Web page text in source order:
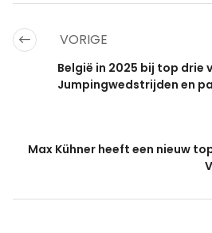
VORIGE
België in 2025 bij top drie
Jumpingwedstrijden en
Max Kühner heeft een nieuw